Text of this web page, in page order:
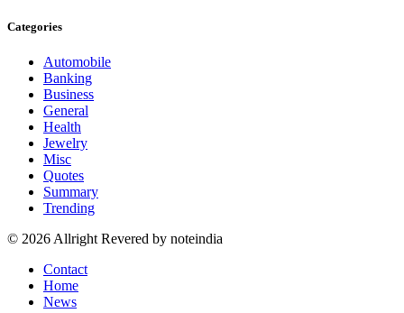
Categories
Automobile
Banking
Business
General
Health
Jewelry
Misc
Quotes
Summary
Trending
© 2026 Allright Revered by noteindia
Contact
Home
News